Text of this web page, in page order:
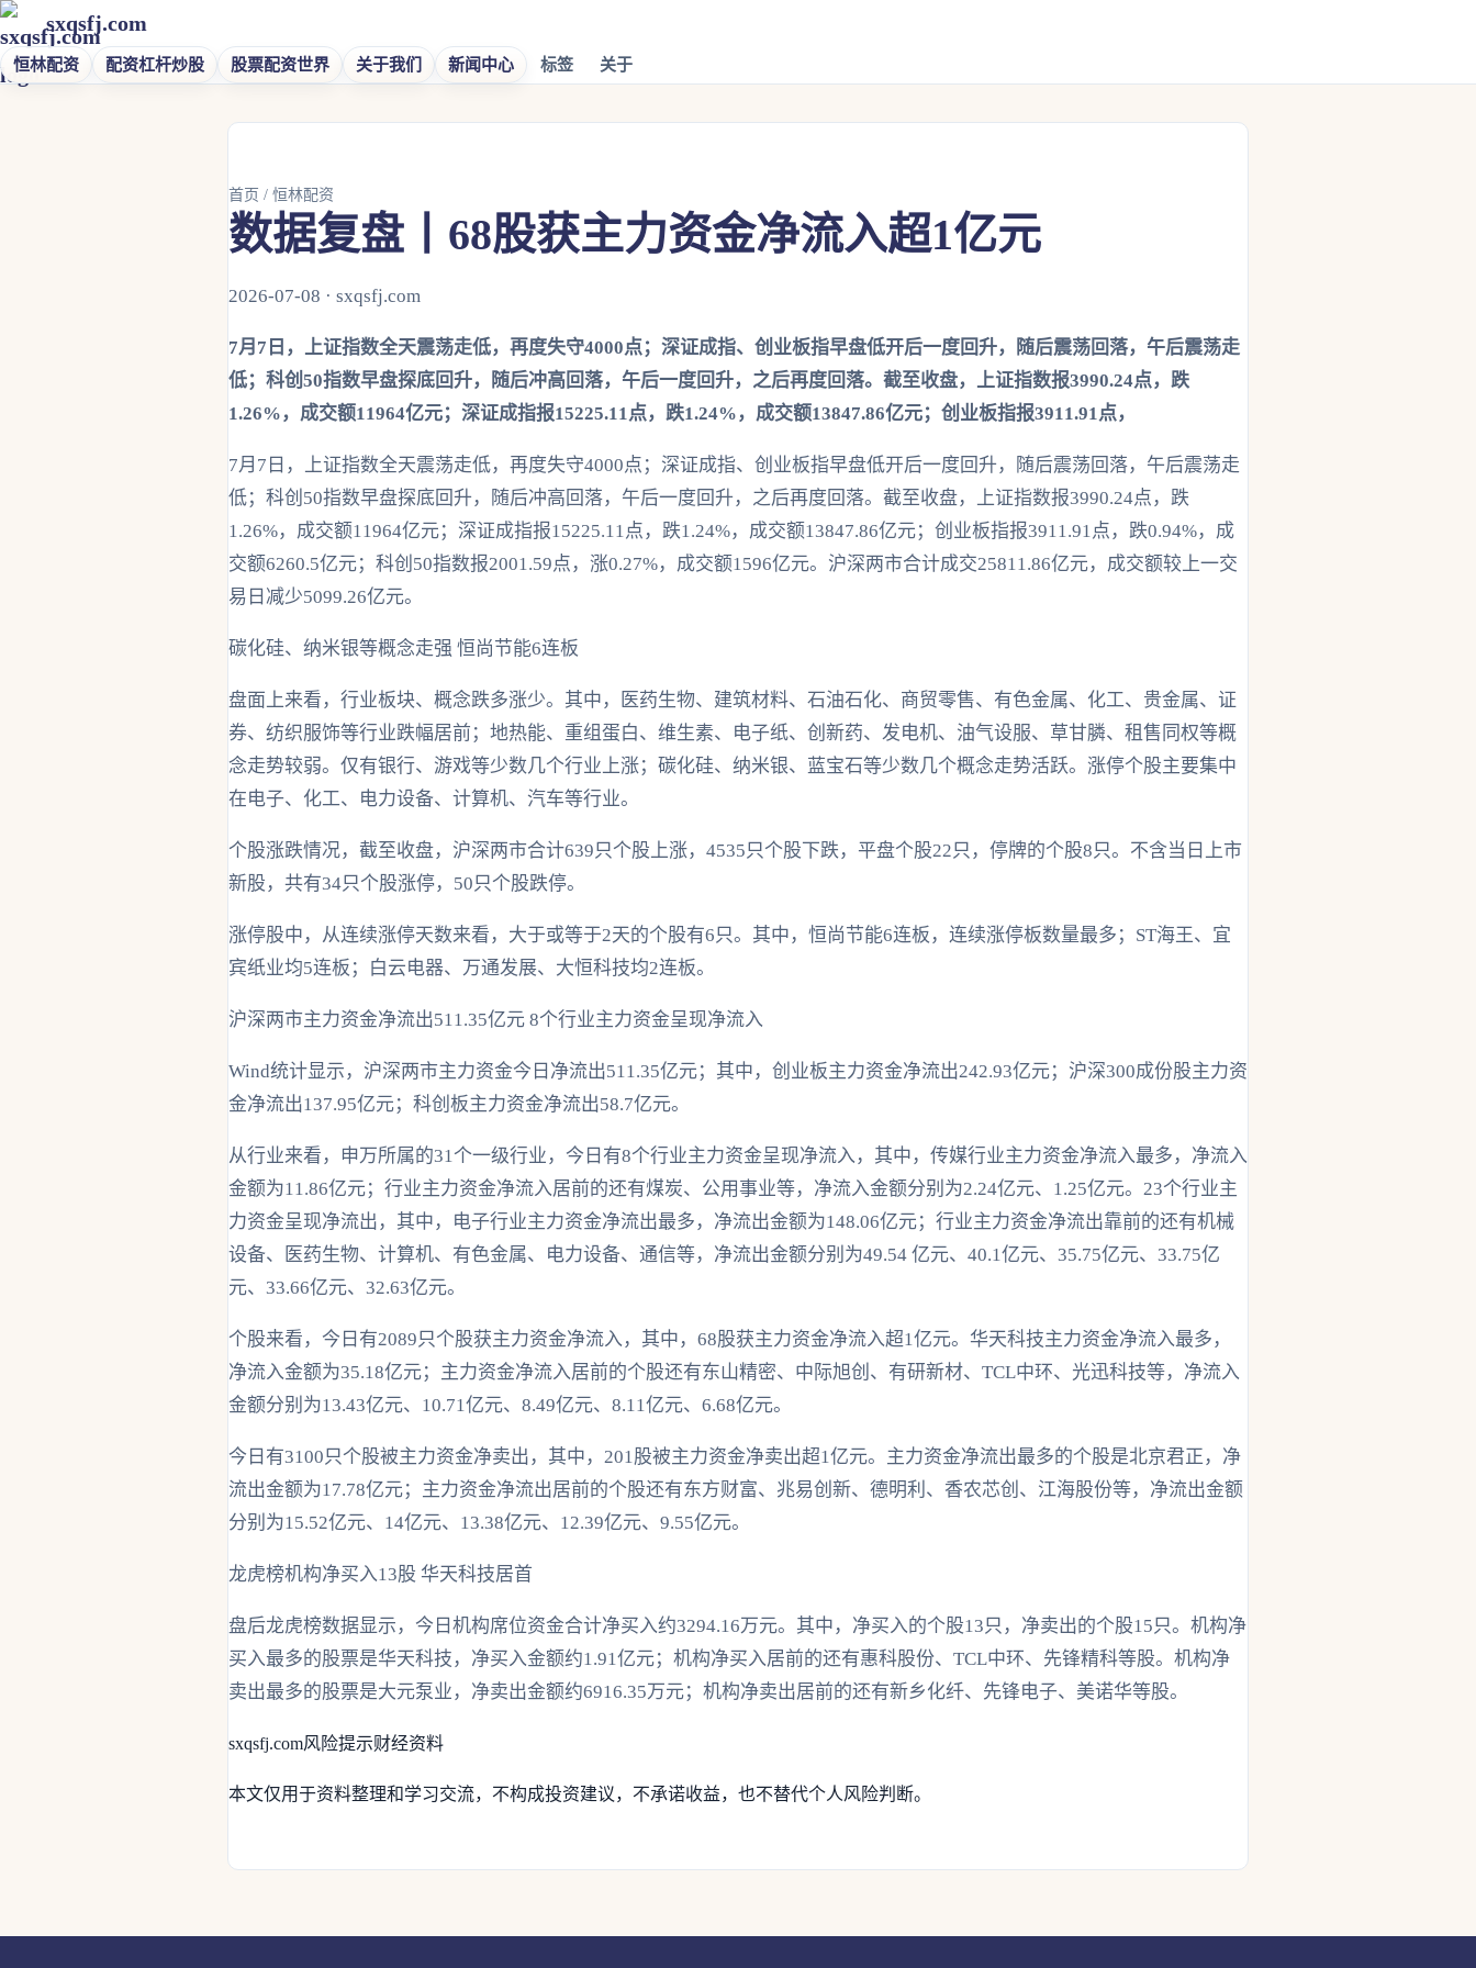
sxqsfj.com
恒林配资 配资杠杆炒股 股票配资世界 关于我们 新闻中心 标签 关于
首页 / 恒林配资
数据复盘丨68股获主力资金净流入超1亿元
2026-07-08 · sxqsfj.com
7月7日，上证指数全天震荡走低，再度失守4000点；深证成指、创业板指早盘低开后一度回升，随后震荡回落，午后震荡走
低；科创50指数早盘探底回升，随后冲高回落，午后一度回升，之后再度回落。截至收盘，上证指数报3990.24点，跌
1.26%，成交额11964亿元；深证成指报15225.11点，跌1.24%，成交额13847.86亿元；创业板指报3911.91点，
7月7日，上证指数全天震荡走低，再度失守4000点；深证成指、创业板指早盘低开后一度回升，随后震荡回落，午后震荡走
低；科创50指数早盘探底回升，随后冲高回落，午后一度回升，之后再度回落。截至收盘，上证指数报3990.24点，跌
1.26%，成交额11964亿元；深证成指报15225.11点，跌1.24%，成交额13847.86亿元；创业板指报3911.91点，跌0.94%，成
交额6260.5亿元；科创50指数报2001.59点，涨0.27%，成交额1596亿元。沪深两市合计成交25811.86亿元，成交额较上一交
易日减少5099.26亿元。
碳化硅、纳米银等概念走强 恒尚节能6连板
盘面上来看，行业板块、概念跌多涨少。其中，医药生物、建筑材料、石油石化、商贸零售、有色金属、化工、贵金属、证
券、纺织服饰等行业跌幅居前；地热能、重组蛋白、维生素、电子纸、创新药、发电机、油气设服、草甘膦、租售同权等概
念走势较弱。仅有银行、游戏等少数几个行业上涨；碳化硅、纳米银、蓝宝石等少数几个概念走势活跃。涨停个股主要集中
在电子、化工、电力设备、计算机、汽车等行业。
个股涨跌情况，截至收盘，沪深两市合计639只个股上涨，4535只个股下跌，平盘个股22只，停牌的个股8只。不含当日上市
新股，共有34只个股涨停，50只个股跌停。
涨停股中，从连续涨停天数来看，大于或等于2天的个股有6只。其中，恒尚节能6连板，连续涨停板数量最多；ST海王、宜
宾纸业均5连板；白云电器、万通发展、大恒科技均2连板。
沪深两市主力资金净流出511.35亿元 8个行业主力资金呈现净流入
Wind统计显示，沪深两市主力资金今日净流出511.35亿元；其中，创业板主力资金净流出242.93亿元；沪深300成份股主力资
金净流出137.95亿元；科创板主力资金净流出58.7亿元。
从行业来看，申万所属的31个一级行业，今日有8个行业主力资金呈现净流入，其中，传媒行业主力资金净流入最多，净流入
金额为11.86亿元；行业主力资金净流入居前的还有煤炭、公用事业等，净流入金额分别为2.24亿元、1.25亿元。23个行业主
力资金呈现净流出，其中，电子行业主力资金净流出最多，净流出金额为148.06亿元；行业主力资金净流出靠前的还有机械
设备、医药生物、计算机、有色金属、电力设备、通信等，净流出金额分别为49.54 亿元、40.1亿元、35.75亿元、33.75亿
元、33.66亿元、32.63亿元。
个股来看，今日有2089只个股获主力资金净流入，其中，68股获主力资金净流入超1亿元。华天科技主力资金净流入最多，
净流入金额为35.18亿元；主力资金净流入居前的个股还有东山精密、中际旭创、有研新材、TCL中环、光迅科技等，净流入
金额分别为13.43亿元、10.71亿元、8.49亿元、8.11亿元、6.68亿元。
今日有3100只个股被主力资金净卖出，其中，201股被主力资金净卖出超1亿元。主力资金净流出最多的个股是北京君正，净
流出金额为17.78亿元；主力资金净流出居前的个股还有东方财富、兆易创新、德明利、香农芯创、江海股份等，净流出金额
分别为15.52亿元、14亿元、13.38亿元、12.39亿元、9.55亿元。
龙虎榜机构净买入13股 华天科技居首
盘后龙虎榜数据显示，今日机构席位资金合计净买入约3294.16万元。其中，净买入的个股13只，净卖出的个股15只。机构净
买入最多的股票是华天科技，净买入金额约1.91亿元；机构净买入居前的还有惠科股份、TCL中环、先锋精科等股。机构净
卖出最多的股票是大元泵业，净卖出金额约6916.35万元；机构净卖出居前的还有新乡化纤、先锋电子、美诺华等股。
sxqsfj.com风险提示财经资料
本文仅用于资料整理和学习交流，不构成投资建议，不承诺收益，也不替代个人风险判断。